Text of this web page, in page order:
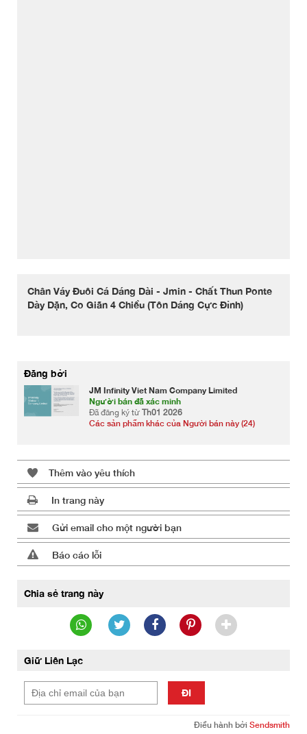
Chân Váy Đuôi Cá Dáng Dài - Jmin - Chất Thun Ponte
Dày Dặn, Co Giãn 4 Chiều (Tôn Dáng Cực Đỉnh)
Đăng bởi
JM Infinity Viet Nam Company Limited
Người bán đã xác minh
Đã đăng ký từ Th01 2026
Các sản phẩm khác của Người bán này (24)
Thêm vào yêu thích
In trang này
Gửi email cho một người bạn
Báo cáo lỗi
Chia sẻ trang này
Giữ Liên Lạc
ĐI
Điều hành bởi Sendsmith